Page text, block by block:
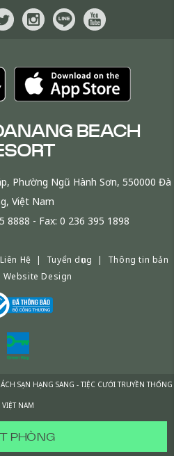
BEACH
Phường Ngũ Hành Sơn, 550000 Đà
Việt Nam
8888 - Fax: 0 236 395 1898
Liên Hệ | Tuyển dụng | Thông tin bản
Website Design
SẠN HẠNG SANG - TIỆC CƯỚI TRUYỀN THỐNG
VIỆT NAM
PHÒNG